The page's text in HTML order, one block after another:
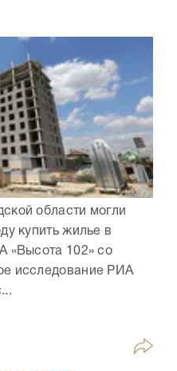
области могли
купить жилье в
«Высота 102» со
исследование РИА